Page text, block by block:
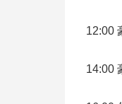
12:00
14:00